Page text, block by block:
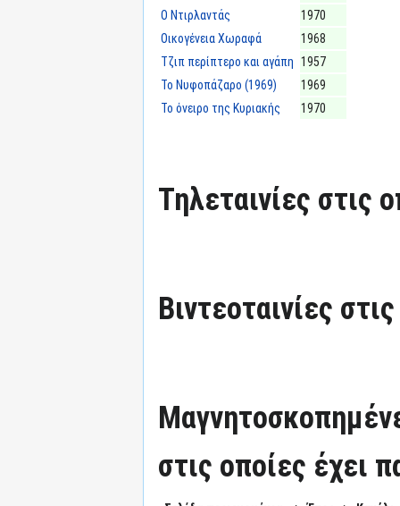
Ο Ντιρλαντάς
1970
Οικογένεια Χωραφά
1968
Τζιπ περίπτερο και αγάπη 1957
Το Νυφοπάζαρο (1969)
1969
Το όνειρο της Κυριακής
1970
Τηλεταινίες στις
Βιντεοταινίες
στις οποίες έχει